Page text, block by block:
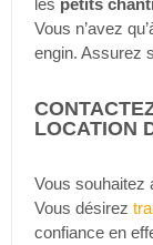
Vous n’avez
engin. Assurez
LOCATION
Vous souhaitez
Vous désirez
confiance en